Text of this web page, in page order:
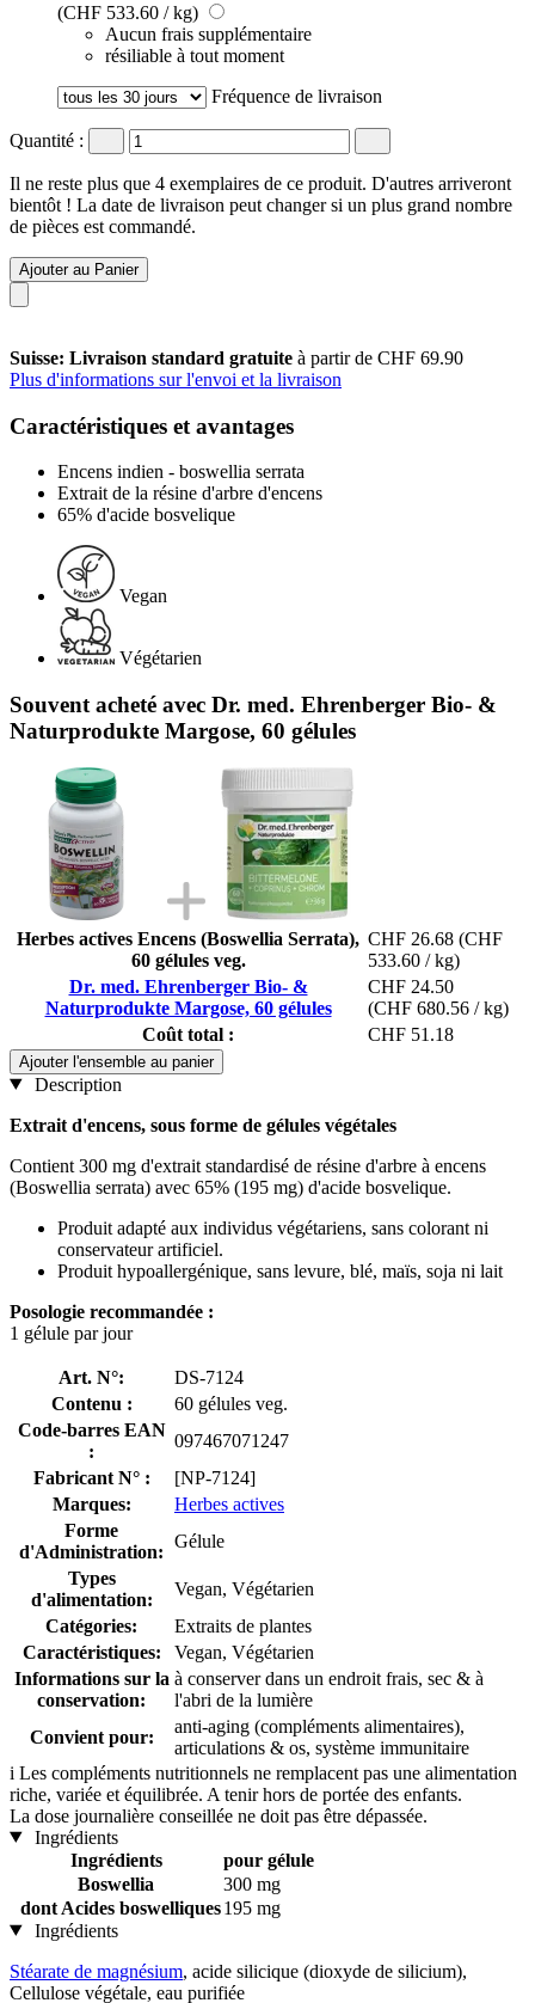
(CHF 533.60 / kg)
Aucun frais supplémentaire
résiliable à tout moment
Fréquence de livraison
Quantité :
Il ne reste plus que 4 exemplaires de ce produit. D'autres arriveront
bientôt ! La date de livraison peut changer si un plus grand nombre
de pièces est commandé.
Ajouter au Panier
Suisse: Livraison standard gratuite à partir de CHF 69.90
Plus d'informations sur l'envoi et la livraison
Caractéristiques et avantages
Encens indien - boswellia serrata
Extrait de la résine d'arbre d'encens
65% d'acide bosvelique
Vegan
Végétarien
Souvent acheté avec Dr. med. Ehrenberger Bio- &
Naturprodukte Margose, 60 gélules
Herbes actives Encens (Boswellia Serrata),
60 gélules veg.
CHF 26.68 (CHF
533.60 / kg)
Dr. med. Ehrenberger Bio- &
Naturprodukte Margose, 60 gélules
CHF 24.50
(CHF 680.56 / kg)
Coût total :
CHF 51.18
Ajouter l'ensemble au panier
Description
Extrait d'encens, sous forme de gélules végétales
Contient 300 mg d'extrait standardisé de résine d'arbre à encens
(Boswellia serrata) avec 65% (195 mg) d'acide bosvelique.
Produit adapté aux individus végétariens, sans colorant ni
conservateur artificiel.
Produit hypoallergénique, sans levure, blé, maïs, soja ni lait
Posologie recommandée :
1 gélule par jour
Art. N°:
DS-7124
Contenu :
60 gélules veg.
Code-barres EAN
:
097467071247
Fabricant N° :
[NP-7124]
Marques:
Herbes actives
Forme
d'Administration:
Gélule
Types
d'alimentation:
Vegan, Végétarien
Catégories:
Extraits de plantes
Caractéristiques:
Vegan, Végétarien
Informations sur la
conservation:
à conserver dans un endroit frais, sec & à
l'abri de la lumière
Convient pour:
anti-aging (compléments alimentaires),
articulations & os, système immunitaire
i Les compléments nutritionnels ne remplacent pas une alimentation
riche, variée et équilibrée. A tenir hors de portée des enfants.
La dose journalière conseillée ne doit pas être dépassée.
Ingrédients
Ingrédients
pour gélule
Boswellia
300 mg
dont Acides boswelliques195 mg
Ingrédients
Stéarate de magnésium, acide silicique (dioxyde de silicium),
Cellulose végétale, eau purifiée